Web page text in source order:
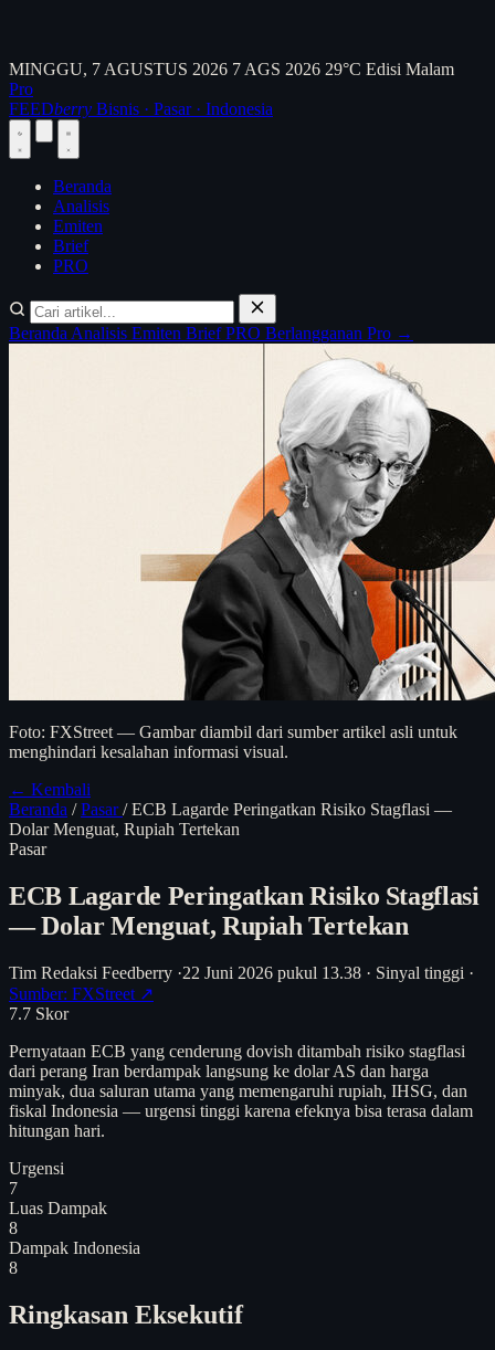
MINGGU, 7 AGUSTUS 2026 7 AGS 2026 29°C Edisi Malam
Pro
FEEDberry Bisnis · Pasar · Indonesia
Beranda
Analisis
Emiten
Brief
PRO
Beranda Analisis Emiten BriefPRO Berlangganan Pro →
Foto: FXStreet — Gambar diambil dari sumber artikel asli untuk
menghindari kesalahan informasi visual.
← Kembali
Beranda / Pasar/ ECB Lagarde Peringatkan Risiko Stagflasi —
Dolar Menguat, Rupiah Tertekan
Pasar
ECB Lagarde Peringatkan Risiko Stagflasi
— Dolar Menguat, Rupiah Tertekan
Tim Redaksi Feedberry ·22 Juni 2026 pukul 13.38 · Sinyal tinggi ·
Sumber: FXStreet ↗
7.7 Skor
Pernyataan ECB yang cenderung dovish ditambah risiko stagflasi
dari perang Iran berdampak langsung ke dolar AS dan harga
minyak, dua saluran utama yang memengaruhi rupiah, IHSG, dan
fiskal Indonesia — urgensi tinggi karena efeknya bisa terasa dalam
hitungan hari.
Urgensi
7
Luas Dampak
8
Dampak Indonesia
8
Ringkasan Eksekutif